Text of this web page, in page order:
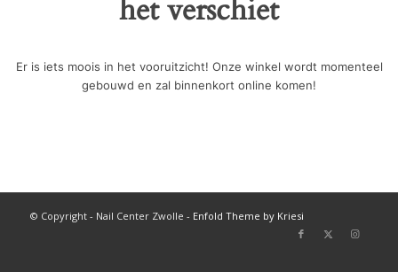
het verschiet
Er is iets moois in het vooruitzicht! Onze winkel wordt momenteel
gebouwd en zal binnenkort online komen!
© Copyright - Nail Center Zwolle - Enfold Theme by Kriesi